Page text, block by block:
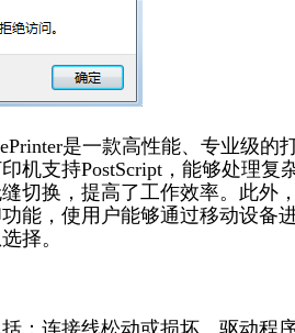
ePrinter是一款高性能、专业级
机支持PostScript，能够处理
切换，提高了工作效率。此外
能，使用户能够通过移动设备
择。
：连接线松动或损坏、驱动程